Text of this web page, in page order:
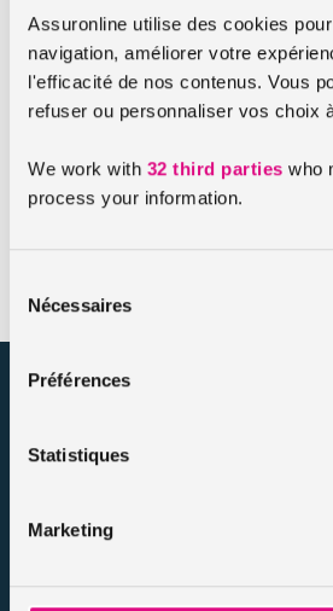
Assuronline utilise des cookies
navigation, améliorer votre
l'efficacité de nos contenus. Vous
refuser ou personnaliser vos choix
We work with 32 third parties who
process your information.
consentement
Nécessaires
Préférences
Statistiques
Marketing
concernant la protection des
conviendra de vérifier ce qui est
les conditions d’application des
A l’extérieur du logement,
Pour ce qui est de l’extérieur du
assuronline.com est édité par AssurOne